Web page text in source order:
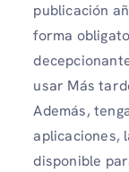
publicación
forma
usar Más
Además,
aplicaciones,
disponible